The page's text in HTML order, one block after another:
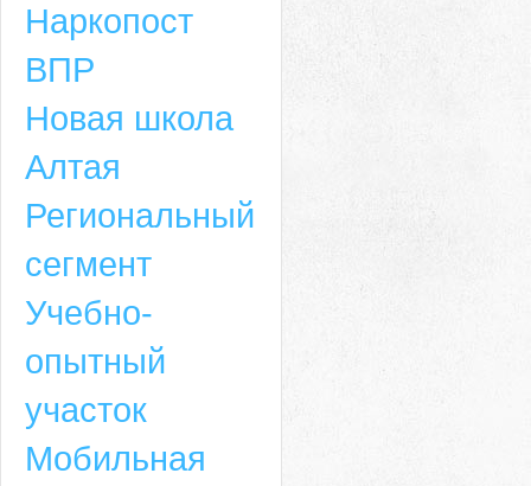
Наркопост
ВПР
Новая школа
Алтая
Региональный
сегмент
Учебно-
опытный
участок
Мобильная